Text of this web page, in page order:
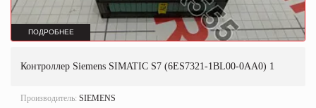
ПОДРОБНЕЕ
Контроллер Siemens SIMATIC S7 (6ES7321-1BL00-0AA0) 1
Производитель: SIEMENS